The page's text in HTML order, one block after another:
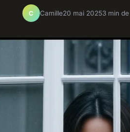
C Camille20 mai 20253 min